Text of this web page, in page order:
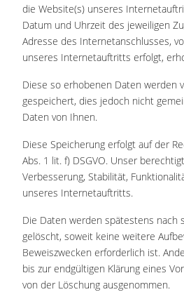
die Website(s) unseres
Datum und Uhrzeit des jeweiligen
Adresse des Internetanschlusses,
unseres Internetauftritts erfolgt,
Diese so erhobenen Daten werden
gespeichert, dies jedoch nicht
Daten von Ihnen.
Diese Speicherung erfolgt auf der
Abs. 1 lit. f) DSGVO. Unser
Verbesserung, Stabilität,
unseres Internetauftritts.
Die Daten werden spätestens nach
gelöscht, soweit keine weitere
Beweiszwecken erforderlich ist.
bis zur endgültigen Klärung eines
von der Löschung ausgenommen.